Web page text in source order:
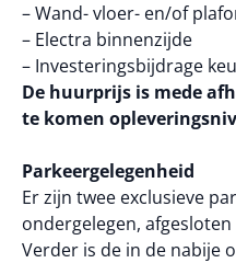
– Wand- vloer- en/of
– Electra binnenzijde
– Investeringsbijdrage
De huurprijs is mede
te komen
Parkeergelegenheid
Er zijn twee exclusieve
ondergelegen,
Verder is de in de nabije